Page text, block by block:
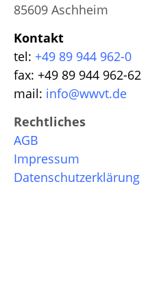
85609 Aschheim
Kontakt
tel: +49 89 944 962-0
fax: +49 89 944 962-62
mail: info@wwvt.de
Rechtliches
AGB
Impressum
Datenschutzerklärung